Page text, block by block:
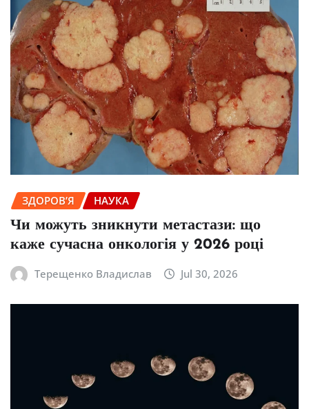
ЗДОРОВ’Я НАУКА
Чи можуть зникнути метастази: що
каже сучасна онкологія у 2026 році
Терещенко Владислав Jul 30, 2026